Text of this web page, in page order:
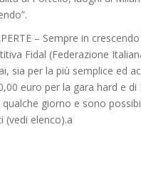
– Sempre in
Fidal (Federazione
sia per la più semplice ed
euro per la gara hard e
giorno e sono
(vedi elenco).a